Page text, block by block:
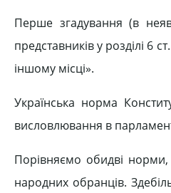
Перше згадування (в
представників у розділі 6
іншому місці».
Українська норма
висловлювання в
Порівняємо обидві
народних обранців.